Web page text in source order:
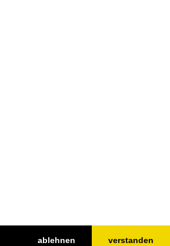
ablehnen verstanden